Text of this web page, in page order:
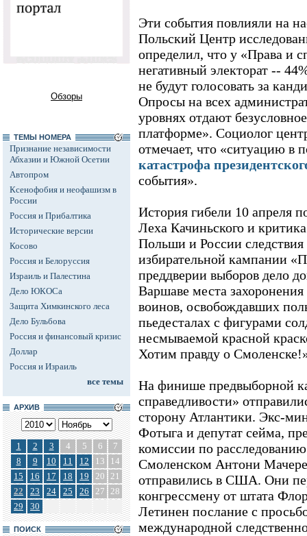
Обзоры
ТЕМЫ НОМЕРА
Признание независимости
Абхазии и Южной Осетии
Автопром
Ксенофобия и неофашизм в
России
Россия и Прибалтика
Исторические версии
Косово
Россия и Белоруссия
Израиль и Палестина
Дело ЮКОСа
Защита Химкинского леса
Дело Бульбова
Россия и финансовый кризис
Доллар
Россия и Израиль
все темы
АРХИВ
1 2 3 4 5 6
7
8
9 10 11 12 13
14
15
16 17 18 19 20 21
22
23 24 25 26 27 28
29
30
ПОИСК
Эти события повлияли на
Польский Центр
определил, что у «Права и
негативный электорат --
не будут голосовать за
Опросы на всех
уровнях отдают
платформе». Социолог
отмечает, что «ситуацию в
катастрофа
события».
История гибели 10 апреля
Леха Качиньского и
Польши и России
избирательной кампании
преддверии выборов дело
Варшаве места захоронения
воинов, освобождавших
пьедесталах с фигурами
несмываемой красной
Хотим правду о
На финише предвыборной
справедливости»
сторону Атлантики. Экс-
Фотыга и депутат сейма,
комиссии по
Смоленском Антони
отправились в США. Они
конгрессмену от штата
Летинен послание с
международной